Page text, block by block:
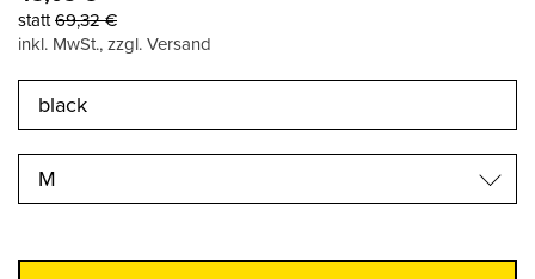
statt69,32€
inkl. MwSt., zzgl. Versand
M